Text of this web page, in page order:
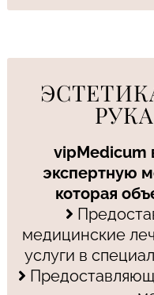
vipMedicum
экспертную
которая
медицинские
услуги в